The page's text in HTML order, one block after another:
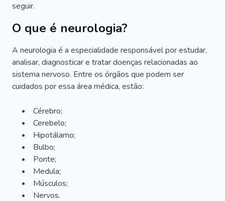
seguir.
O que é neurologia?
A neurologia é a especialidade responsável por estudar,
analisar, diagnosticar e tratar doenças relacionadas ao
sistema nervoso. Entre os órgãos que podem ser
cuidados por essa área médica, estão:
Cérebro;
Cerebelo;
Hipotálamo;
Bulbo;
Ponte;
Medula;
Músculos;
Nervos.